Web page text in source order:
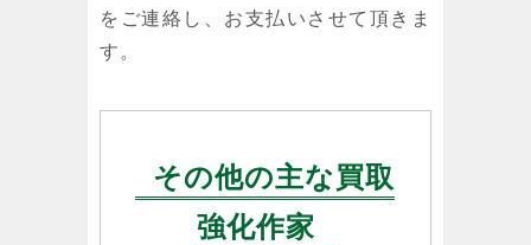
をご連絡し、お支払いさせて頂きま
す。
その他の主な買取
強化作家